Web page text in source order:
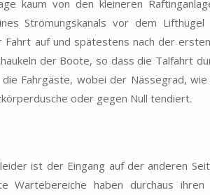
kaum von den kleineren
Strömungskanals vor dem Lifthügel
auf und spätestens nach der
der Boote, so dass die Talfahrt
Fahrgäste, wobei der Nässegrad,
oder gegen Null tendiert.
ist der Eingang auf der anderen
haben durchaus